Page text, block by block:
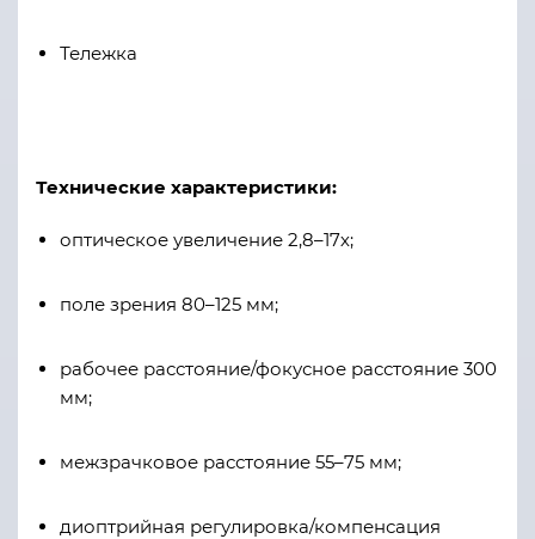
Тележка
Технические характеристики:
оптическое увеличение 2,8–17х;
поле зрения 80–125 мм;
рабочее расстояние/фокусное расстояние 300
мм;
межзрачковое расстояние 55–75 мм;
диоптрийная регулировка/компенсация